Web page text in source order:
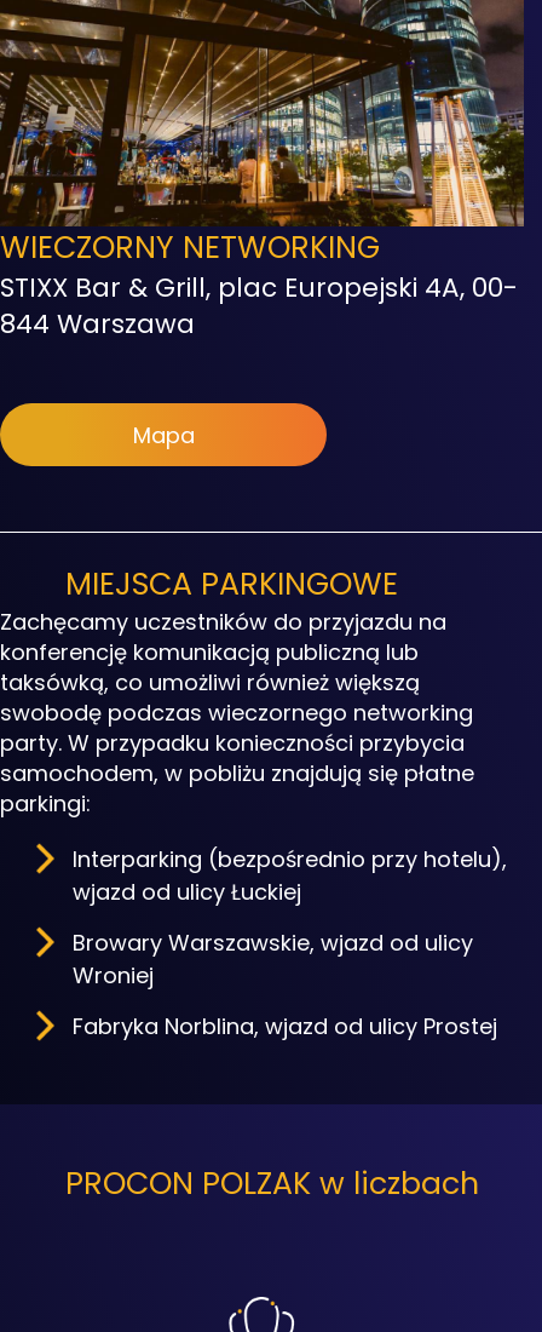
WIECZORNY NETWORKING
STIXX Bar & Grill, plac Europejski 4A, 00-
844 Warszawa
Mapa
MIEJSCA PARKINGOWE
Zachęcamy uczestników do przyjazdu na
konferencję komunikacją publiczną lub
taksówką, co umożliwi również większą
swobodę podczas wieczornego networking
party. W przypadku konieczności przybycia
samochodem, w pobliżu znajdują się płatne
parkingi:
Interparking (bezpośrednio przy hotelu),
wjazd od ulicy Łuckiej
Browary Warszawskie, wjazd od ulicy
Wroniej
Fabryka Norblina, wjazd od ulicy Prostej
PROCON POLZAK w liczbach